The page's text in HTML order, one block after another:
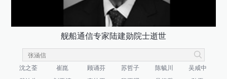
舰船通信专家陆建勋院士逝世
沈之荃 崔崑 顾诵芬 苏哲子 陈毓川
吴咸中